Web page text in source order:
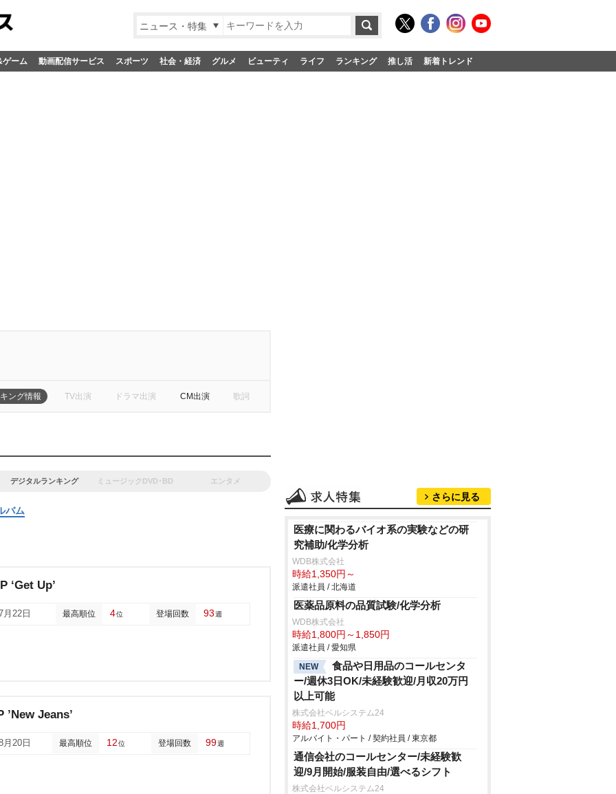
ニュース・特集
ゲーム 動画配信サービス スポーツ 社会・経済 グルメ ビューティ ライフ ランキング 推し活 新着トレンド
ング情報 TV出演 ドラマ出演 CM出演 歌詞
デジタルランキング ミュージックDVD･BD エンタメ
バム
‘Get Up’
月22日 最高順位 4位 登場回数 93週
Jeans’
月20日 最高順位 12位 登場回数 99週
さらに見る
医療に関わるバイオ系の実験などの研
究補助/化学分析
WDB株式会社
時給1,350円～
派遣社員 / 北海道
医薬品原料の品質試験/化学分析
WDB株式会社
時給1,800円～1,850円
派遣社員 / 愛知県
NEW
食品や日用品のコールセンタ
ー/週休3日OK/未経験歓迎/月収20万円
以上可能
株式会社ベルシステム24
時給1,700円
アルバイト・パート / 契約社員 / 東京都
通信会社のコールセンター/未経験歓
迎/9月開始/服装自由/選べるシフト
株式会社ベルシステム24